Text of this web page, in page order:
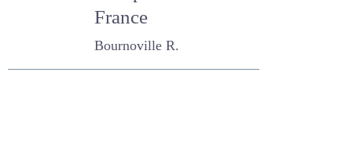
Répartition et
importance des
ravageurs en